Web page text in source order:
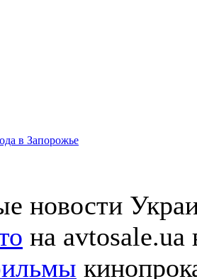
в Запорожье
новости
на avtosale.ua